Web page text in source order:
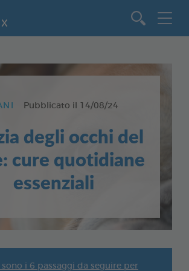
Pubblicato il 14/08/24
degli occhi del
cure quotidiane
essenziali
sono i 6 passaggi da seguire per